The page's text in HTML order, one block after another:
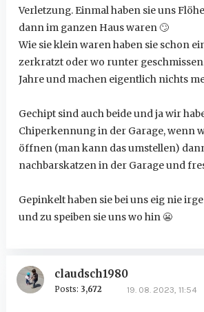
Verletzung. Einmal haben sie uns
dann im ganzen Haus waren🙄
Wie sie klein waren haben sie schon
zerkratzt oder wo runter geschmissen.
Jahre und machen eigentlich nichts
Gechipt sind auch beide und ja wir
Chiperkennung in der Garage, wenn
öffnen (man kann das umstellen)
nachbarskatzen in der Garage und
Gepinkelt haben sie bei uns eig nie
und zu speiben sie uns wo hin😬
claudsch1980
Posts: 3,672 19. 08. 2023, 11:54